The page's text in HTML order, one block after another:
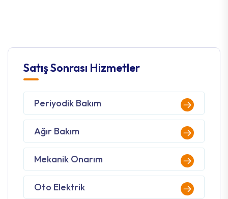
Satış Sonrası Hizmetler
Periyodik Bakım
Ağır Bakım
Mekanik Onarım
Oto Elektrik